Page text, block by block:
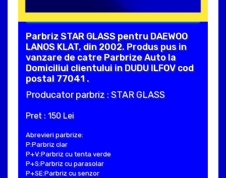
Parbriz STAR GLASS pentru DAEWOO
LANOS KLAT, din 2002. Produs pus in
vanzare de catre Parbrize Auto la
Domiciliul clientului in DUDU ILFOV cod
postal 77041 .
Producator parbriz : STAR GLASS
Pret : 150 Lei
Abrevieri parbrize:
P:Parbriz clar
P+V:Parbriz cu tenta verde
P+S:Parbriz cu parasolar
P+SE:Parbriz cu senzor